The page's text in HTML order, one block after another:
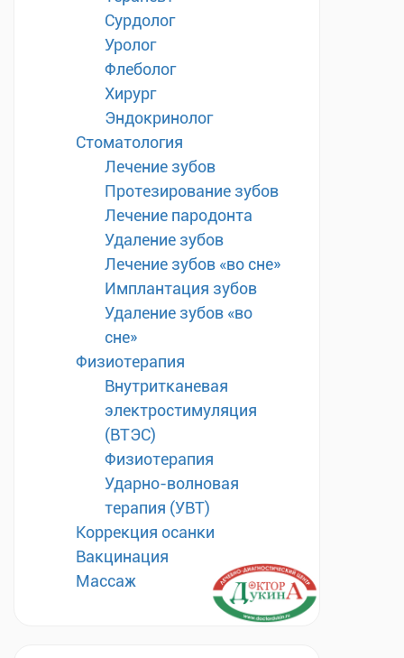
Сурдолог
Уролог
Флеболог
Хирург
Эндокринолог
Стоматология
Лечение зубов
Протезирование зубов
Лечение пародонта
Удаление зубов
Лечение зубов «во сне»
Имплантация зубов
Удаление зубов «во
сне»
Физиотерапия
Внутритканевая
электростимуляция
(ВТЭС)
Физиотерапия
Ударно-волновая
терапия (УВТ)
Коррекция осанки
Вакцинация
Массаж